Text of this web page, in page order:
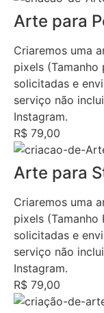
Arte para
Criaremos uma
pixels (Tamanho
solicitadas e
serviço não
Instagram.
R$ 79,00
Arte para
Criaremos uma
pixels (Tamanho
solicitadas e
serviço não
Instagram.
R$ 79,00